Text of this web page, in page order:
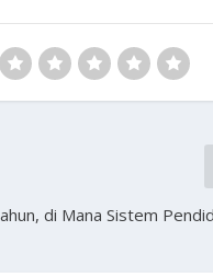
di Mana Sistem